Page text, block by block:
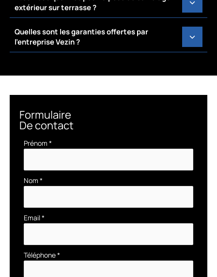
extérieur sur terrasse ?
Quelles sont les garanties offertes par
l’entreprise Vezin ?
Formulaire
De contact
Formulaire
Prénom *
Nom *
Email*
Téléphone*